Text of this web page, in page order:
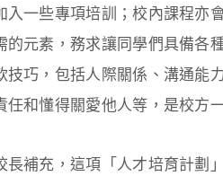
入一些專項培訓；校內課程亦
的元素，務求讓同學們具備各
技巧，包括人際關係、溝通能
任和懂得關愛他人等，是校方
長補充，這項「人才培育計劃